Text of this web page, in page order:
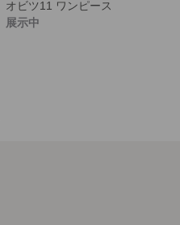
オビツ11 ワンピース
展示中